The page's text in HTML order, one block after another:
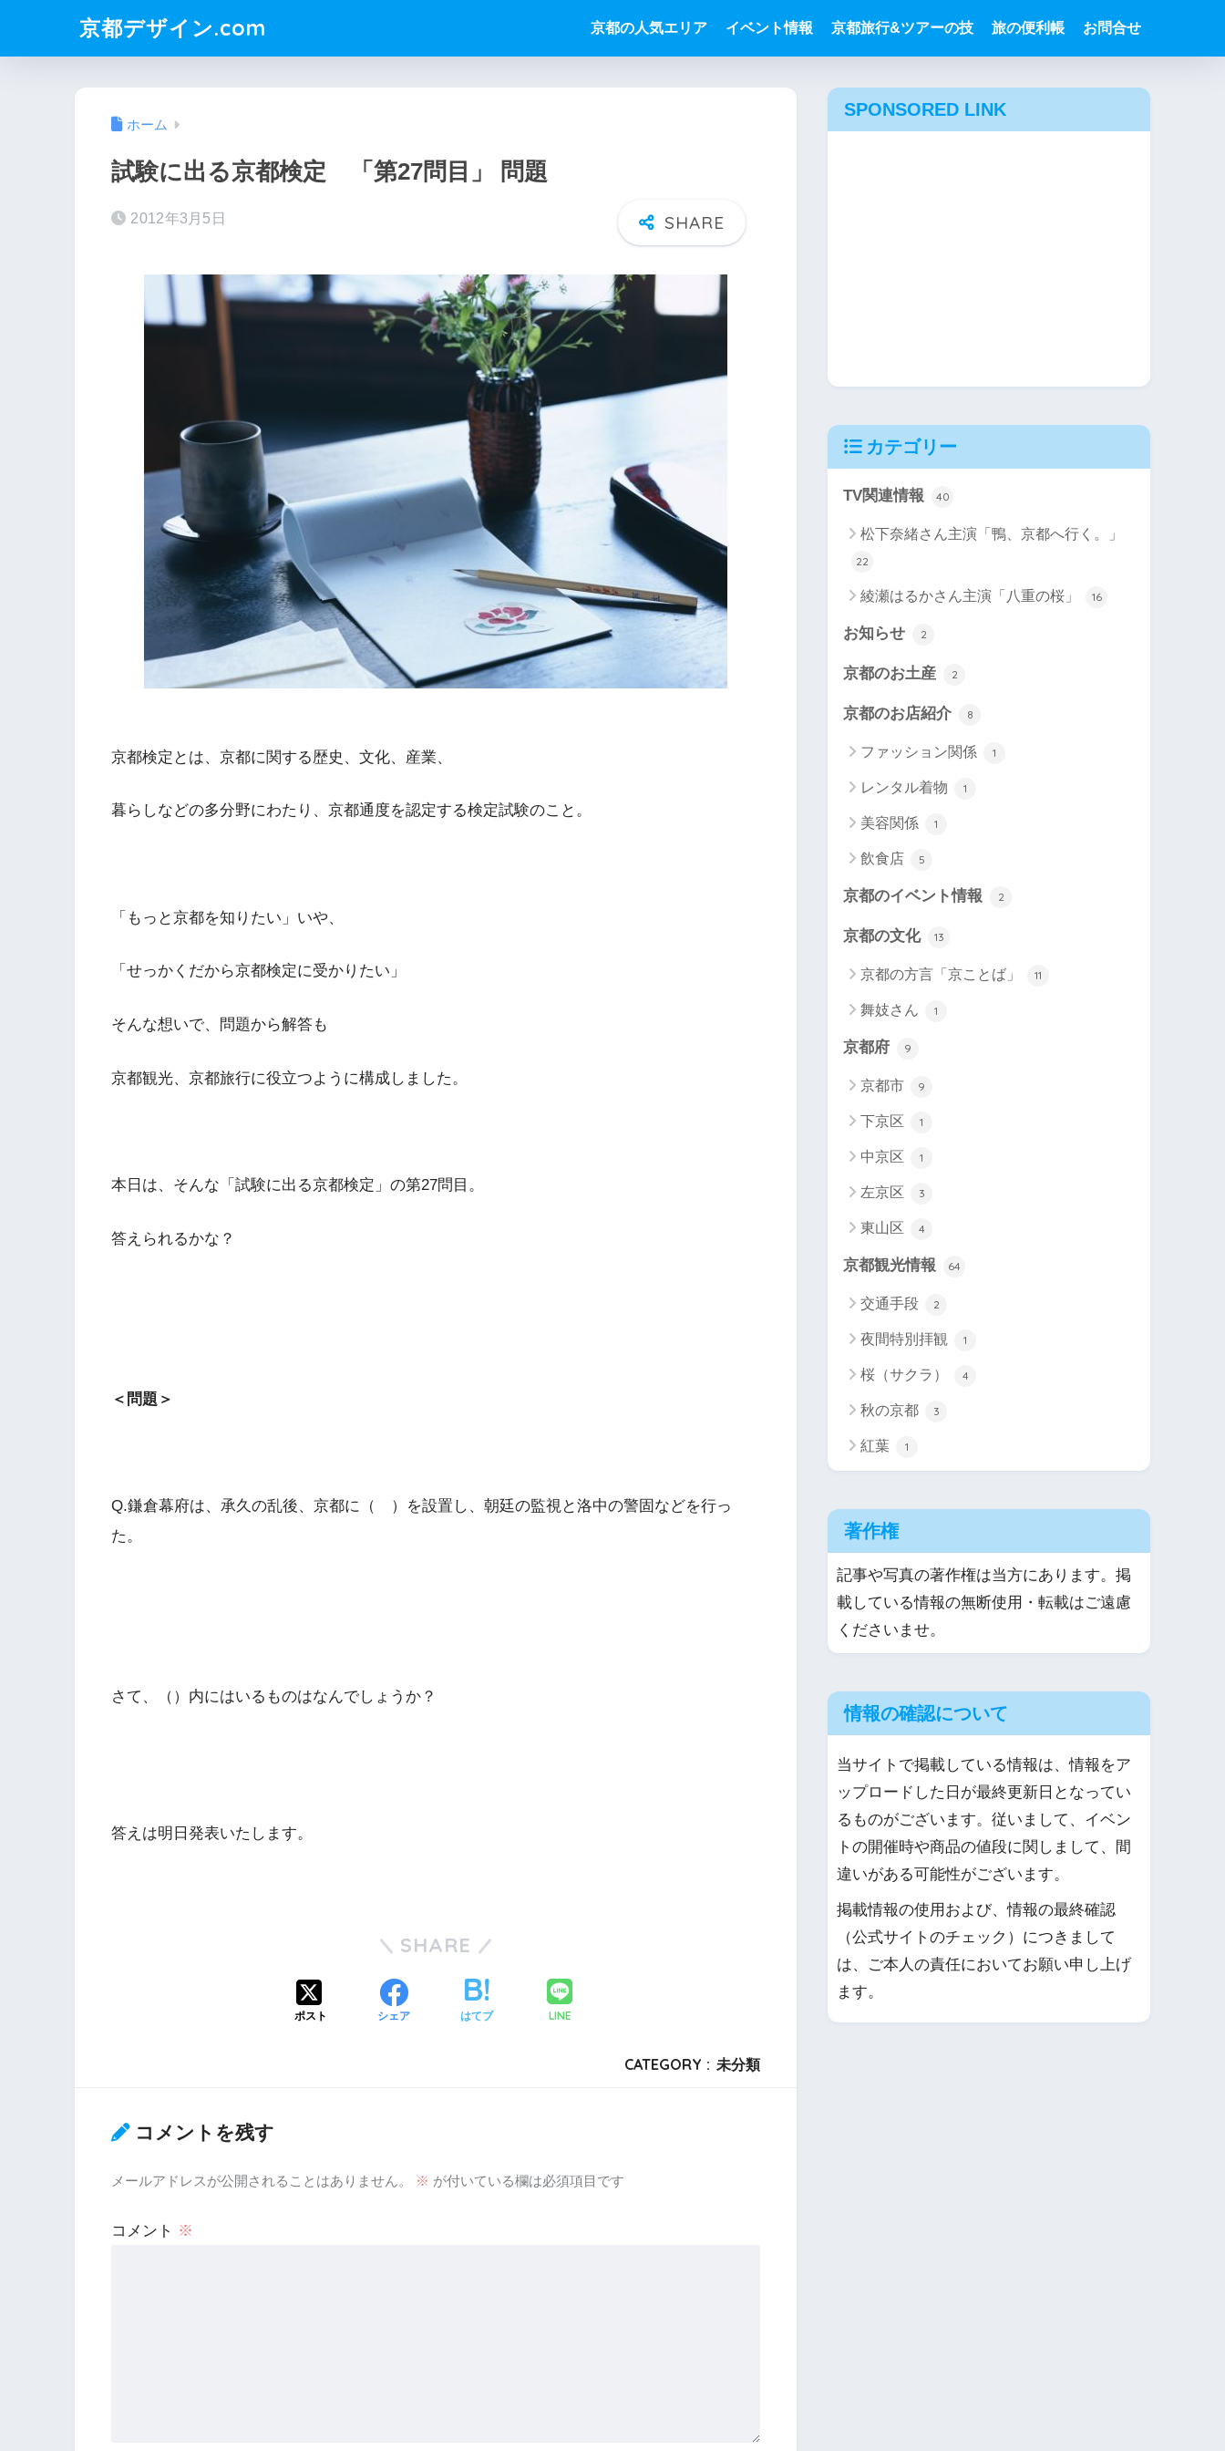
京都デザイン.com 京都の人気エリア イベント情報 京都旅行&ツアーの技 旅の便利帳 お問合せ
ホーム
試験に出る京都検定 「第27問目」 問題
2012年3月5日
京都検定とは、京都に関する歴史、文化、産業、
暮らしなどの多分野にわたり、京都通度を認定する検定試験のこと。
「もっと京都を知りたい」いや、
「せっかくだから京都検定に受かりたい」
そんな想いで、問題から解答も
京都観光、京都旅行に役立つように構成しました。
本日は、そんな「試験に出る京都検定」の第27問目。
答えられるかな？
＜問題＞
Q.鎌倉幕府は、承久の乱後、京都に（ ）を設置し、朝廷の監視と洛中の警固などを行っ
た。
さて、（）内にはいるものはなんでしょうか？
答えは明日発表いたします。
SHARE
ポスト シェア はてブ LINE
CATEGORY : 未分類
コメントを残す
メールアドレスが公開されることはありません。 ※ が付いている欄は必須項目です
コメント ※
SPONSORED LINK
カテゴリー
TV関連情報 40
松下奈緒さん主演「鴨、京都へ行く。」
22
綾瀬はるかさん主演「八重の桜」 16
お知らせ 2
京都のお土産 2
京都のお店紹介 8
ファッション関係 1
レンタル着物 1
美容関係 1
飲食店 5
京都のイベント情報 2
京都の文化 13
京都の方言「京ことば」 11
舞妓さん 1
京都府 9
京都市 9
下京区 1
中京区 1
左京区 3
東山区 4
京都観光情報 64
交通手段 2
夜間特別拝観 1
桜（サクラ） 4
秋の京都 3
紅葉 1
著作権
記事や写真の著作権は当方にあります。掲
載している情報の無断使用・転載はご遠慮
くださいませ。
情報の確認について
当サイトで掲載している情報は、情報をア
ップロードした日が最終更新日となってい
るものがございます。従いまして、イベン
トの開催時や商品の値段に関しまして、間
違いがある可能性がございます。
掲載情報の使用および、情報の最終確認
（公式サイトのチェック）につきまして
は、ご本人の責任においてお願い申し上げ
ます。